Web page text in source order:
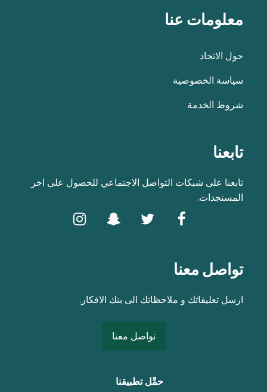
معلومات عنا
حول الاتحاد
سياسة الخصوصية
شروط الخدمة
تابعنا
تابعنا على شبكات التواصل الاجتماعي للحصول على اخر
المستجدات.
تواصل معنا
ارسل تعليقاتك و ملاحظاتك الى بنك الافكار.
تواصل معنا
حمِّل تطبيقنا